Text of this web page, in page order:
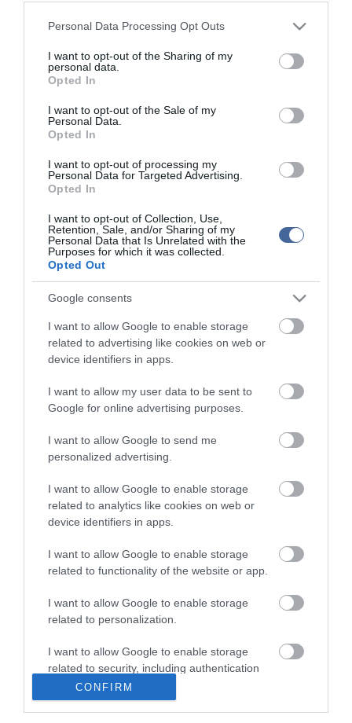
Please note that this website/app uses one or more Google
not limited to your visit or usage behaviour. You may click to
grant or deny consent to Google and its third-party tags to
use your data for below specified purposes in below Google
consent section.
Personal Data Processing Opt Outs
I want to opt-out of the Sharing of my
personal data.
Opted In
I want to opt-out of the Sale of my
Personal Data.
Opted In
I want to opt-out of processing my
Personal Data for Targeted Advertising.
Opted In
I want to opt-out of Collection, Use,
Retention, Sale, and/or Sharing of my
Personal Data that Is Unrelated with the
Purposes for which it was collected.
Opted Out
Google consents
I want to allow Google to enable storage
related to advertising like cookies on web or
device identifiers in apps.
I want to allow my user data to be sent to
Google for online advertising purposes.
I want to allow Google to send me
personalized advertising.
I want to allow Google to enable storage
related to analytics like cookies on web or
device identifiers in apps.
I want to allow Google to enable storage
related to functionality of the website or app.
I want to allow Google to enable storage
related to personalization.
I want to allow Google to enable storage
related to security, including authentication
functionality and fraud prevention, and other
user protection.
CONFIRM
18:37
az államfőválasztás
Szomjazó gólyának adott inni egy férfi Tiszakécskénél -
Megható felvétel: elpusztult borját vitte magával egy
delfinanya
top cikkek:
Nem is olyan egészséges a népszerű banán?
top fórum témák:
Tanár Úr gyere, mindjárt lesz Lillád!
AZ IGAZSÁG SOHA NEM KÉSŐ
2022.05.10 21:07
JólVanna
2022.05.10 20:31
Porvihar
Mit szólsz? Ide minden baromságot...
2022.03.29 16:06
Portál szoftver és szerkesztőségi CMS, DMS rendszer:© PortalWare, 2017
•Médiaajánlat és hirdetési akciók
nyiltakozat•Fórum•Írj Nekünk!•Olvasói és moderálási alapelvek•